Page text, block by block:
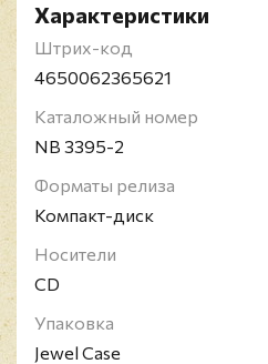
And Secret Show".
Характеристики
Штрих-код
4650062365621
Каталожный номер
NB 3395-2
Форматы релиза
Компакт-диск
Носители
CD
Упаковка
Jewel Case